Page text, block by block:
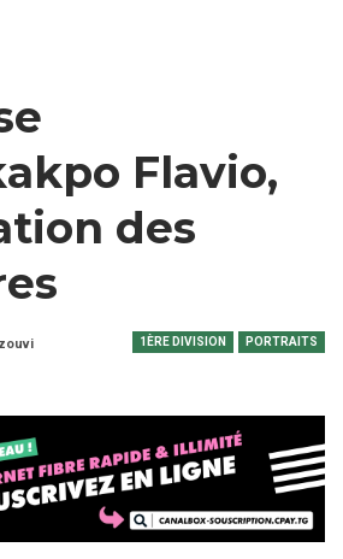
Flavio,
des
1ÈRE DIVISION PORTRAITS